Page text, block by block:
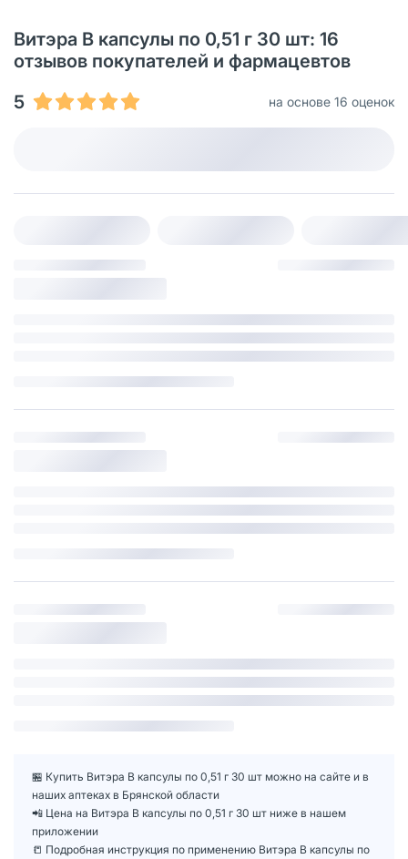
Витэра В капсулы по 0,51 г 30 шт: 16
отзывов покупателей и фармацевтов
5
на основе 16 оценок
🏪 Купить Витэра В капсулы по 0,51 г 30 шт можно на сайте и в
наших аптеках в Брянской области
📲 Цена на Витэра В капсулы по 0,51 г 30 шт ниже в нашем
приложении
📒 Подробная инструкция по применению Витэра В капсулы по